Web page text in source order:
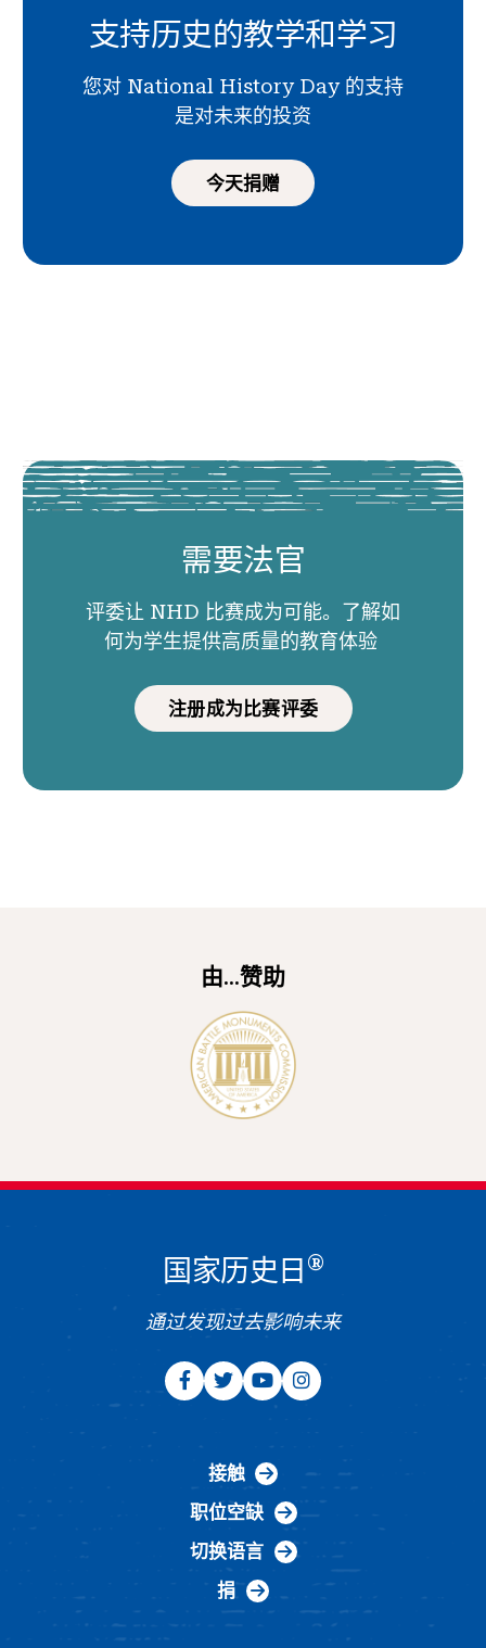
支持历史的教学和学习
您对 National History Day 的支持
是对未来的投资
今天捐赠
需要法官
评委让 NHD 比赛成为可能。了解如
何为学生提供高质量的教育体验
注册成为比赛评委
由...赞助
国家历史日 ®
通过发现过去影响未来
接触
职位空缺
切换语言
捐